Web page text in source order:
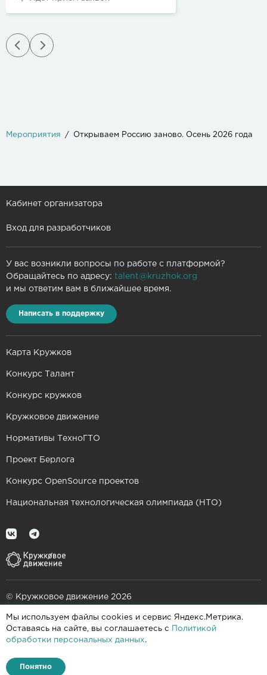
Мы используем файлы cookies и сервис Яндекс.Метрика.
Оставаясь на сайте, вы соглашаетесь с
Политикой
обработки персональных данных.
Понятно
Мероприятия Открываем Россию заново. Осень 2026 года
Кабинет организатора
Вход для разработчиков
У вас возникли вопросы по работе с платформой?
Обращайтесь по адресу: talent@kruzhok.org
и мы ответим вам в ближайшее время.
Написать в поддержку
Карта Кружков
Конкурс Талант
Конкурс кружков
Кружковое движение
Нормативы ТехноГТО
Проект Берлога
Конкурс OpenSource проектов
Национальная технологическая олимпиада (НТО)
© Кружковое движение 2026
При поддержке
Пользовательское соглашение
Политика конфиденциальности